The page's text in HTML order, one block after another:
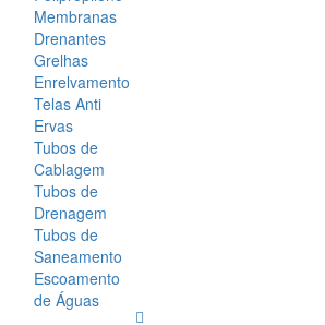
Membranas
Drenantes
Grelhas
Enrelvamento
Telas Anti
Ervas
Tubos de
Cablagem
Tubos de
Drenagem
Tubos de
Saneamento
Escoamento
de Águas